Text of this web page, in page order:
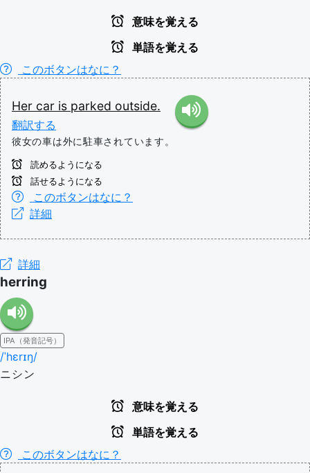
意味を覚える
単語を覚える
このボタンはなに？
Her car is parked outside.
翻訳する
彼女の車は外に駐車されています。
読めるようになる
話せるようになる
このボタンはなに？
詳細
詳細
herring
IPA（発音記号）
/ˈhɛrɪŋ/
ニシン
意味を覚える
単語を覚える
このボタンはなに？